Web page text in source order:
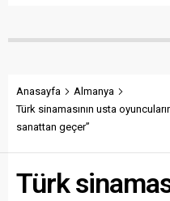
Anasayfa
Almanya
Türk sinamasının usta
sanattan geçer”
Türk